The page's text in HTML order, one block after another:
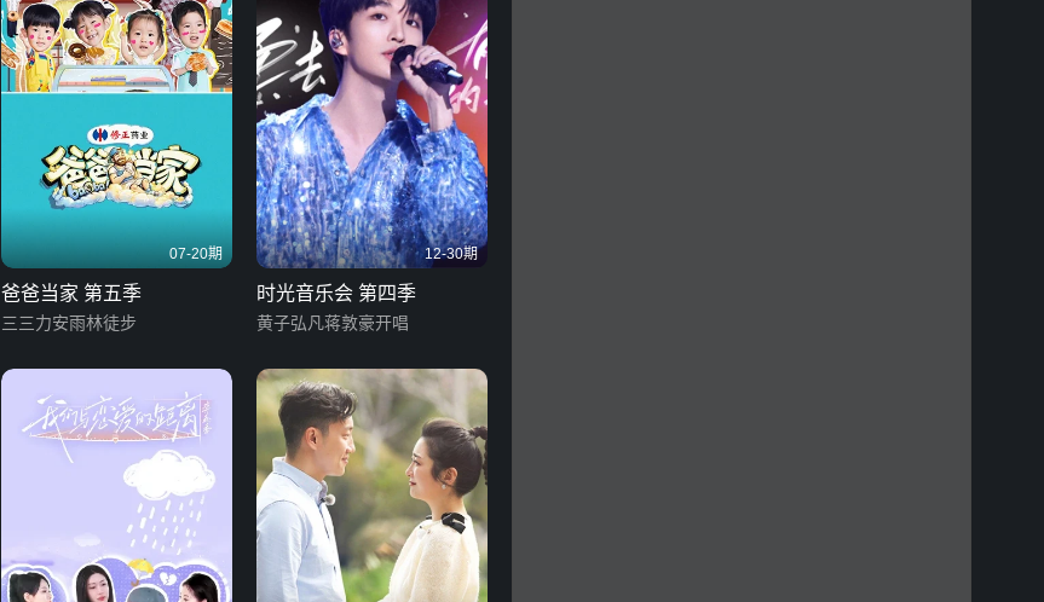
07-20期
爸爸当家 第五季
三三力安雨林徒步
12-30期
时光音乐会 第四季
黄子弘凡蒋敦豪开唱